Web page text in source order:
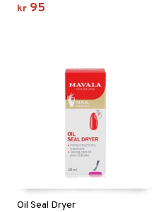
kr 95
Oil Seal Dryer